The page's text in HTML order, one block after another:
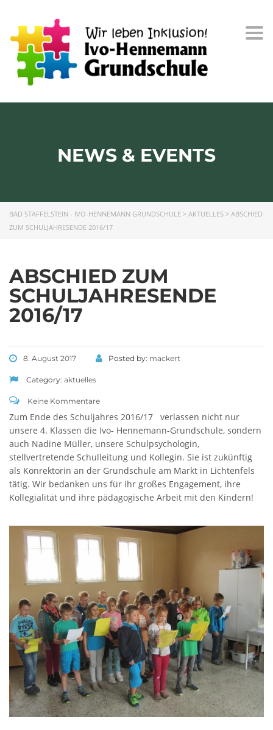
NEWS & EVENTS
BAD STAFFELSTEIN - IVO-HENNEMANN GRUNDSCHULE > AKTUELLES > ABSCHIED
ZUM SCHULJAHRESENDE 2016/17
ABSCHIED ZUM
SCHULJAHRESENDE
2016/17
8. August 2017 Posted by: mackert
Category: aktuelles
Keine Kommentare
Zum Ende des Schuljahres 2016/17 verlassen nicht nur
unsere 4. Klassen die Ivo- Hennemann-Grundschule, sondern
auch Nadine Müller, unsere Schulpsychologin,
stellvertretende Schulleitung und Kollegin. Sie ist zukünftig
als Konrektorin an der Grundschule am Markt in Lichtenfels
tätig. Wir bedanken uns für ihr großes Engagement, ihre
Kollegialität und ihre pädagogische Arbeit mit den Kindern!